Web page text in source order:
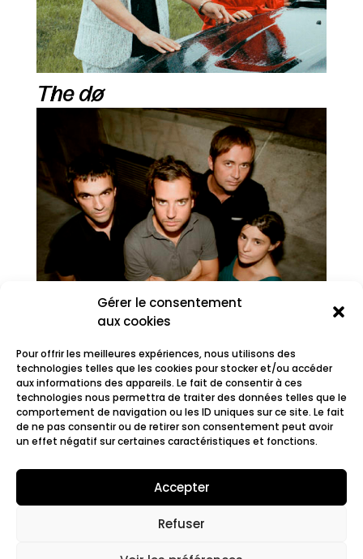
Gérer le consentement
aux cookies
Pour offrir les meilleures expériences, nous utilisons des
technologies telles que les cookies pour stocker et/ou accéder
aux informations des appareils. Le fait de consentir à ces
technologies nous permettra de traiter des données telles que le
comportement de navigation ou les ID uniques sur ce site. Le fait
de ne pas consentir ou de retirer son consentement peut avoir
un effet négatif sur certaines caractéristiques et fonctions.
Accepter
Refuser
The dø
The Sugar Plum Fairy Pr.
Mentions légales. Cookies